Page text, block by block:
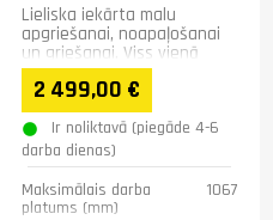
Lieliska iekārta malu
apgriešanai, noapaļošanai
un griešanai. Viss vienā
iekārtā.
2 499,00 €
Ir noliktavā (piegāde 4-6
darba dienas)
Maksimālais darba
platums (mm)
1067